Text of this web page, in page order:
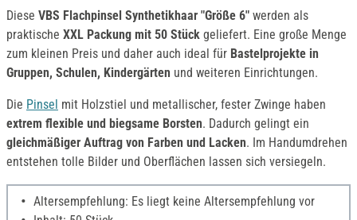
Diese VBS Flachpinsel Synthetikhaar "Größe 6" werden als
praktische XXL Packung mit 50 Stück geliefert. Eine große Menge
zum kleinen Preis und daher auch ideal für Bastelprojekte in
Gruppen, Schulen, Kindergärten und weiteren Einrichtungen.
Die Pinsel mit Holzstiel und metallischer, fester Zwinge haben
extrem flexible und biegsame Borsten. Dadurch gelingt ein
gleichmäßiger Auftrag von Farben und Lacken. Im Handumdrehen
entstehen tolle Bilder und Oberflächen lassen sich versiegeln.
Altersempfehlung: Es liegt keine Altersempfehlung vor